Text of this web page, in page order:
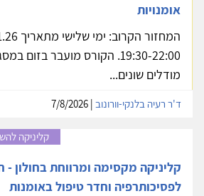
אומנויות
19:30-22:00. הקורס מועבר
מודלים שונים...
ד'ר רעיה בלנקי-וורונוב
קליניקה
קליניקה מקסימה ומרווחת בחולון -
לפסיכותרפיה וחדר טיפול באומנות